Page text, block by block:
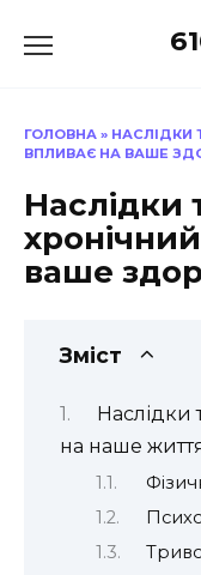
до
ГОЛОВНА » НАСЛІДКИ
ВПЛИВАЄ НА ВАШЕ
Наслідки
ваше
Зміст
Наслідки
на наше